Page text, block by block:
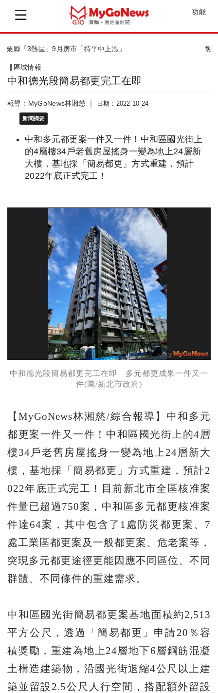
功能
彰化首案「學士安居」社宅開工
區域情報
中和德光段簡易都更完工在即
報導：MyGoNews林湘慈 ｜ 日期：2022-10-24
新聞摘要
中和多元都更案一件又一件！中和區國光街上
的4層樓34戶老舊房屋搖身一變為地上24層新
大樓，基地採「簡易都更」方式重建，預計
2022年底正式完工！
中和德光段簡易都更完工在即 多元都更成果一件又一
件(圖/新北市政府)
【MyGoNews林湘慈/綜合報導】中和多元
都更案一件又一件！中和區國光街上的4層
樓34戶老舊房屋搖身一變為地上24層新大
樓，基地採「簡易都更」方式重建，預計2
022年底正式完工！目前新北市全區核准案
件量已超過750案，中和區多元都更核准案
件達64案，其中包含了1處防災都更案、7
處工業區都更案及一般都更案、危老案等，
突現多元都更途徑更能因應不同區位、不同
群體、不同條件的重建需求。
中和區國光街簡易都更案基地面積約2,513
平方公尺，透過「簡易都更」申請20％容
積獎勵，重建為地上24層地下6層鋼筋混凝
土構造建築物，沿國光街退縮4公尺以上建
築並留設2.5公尺人行空間，搭配額外留設